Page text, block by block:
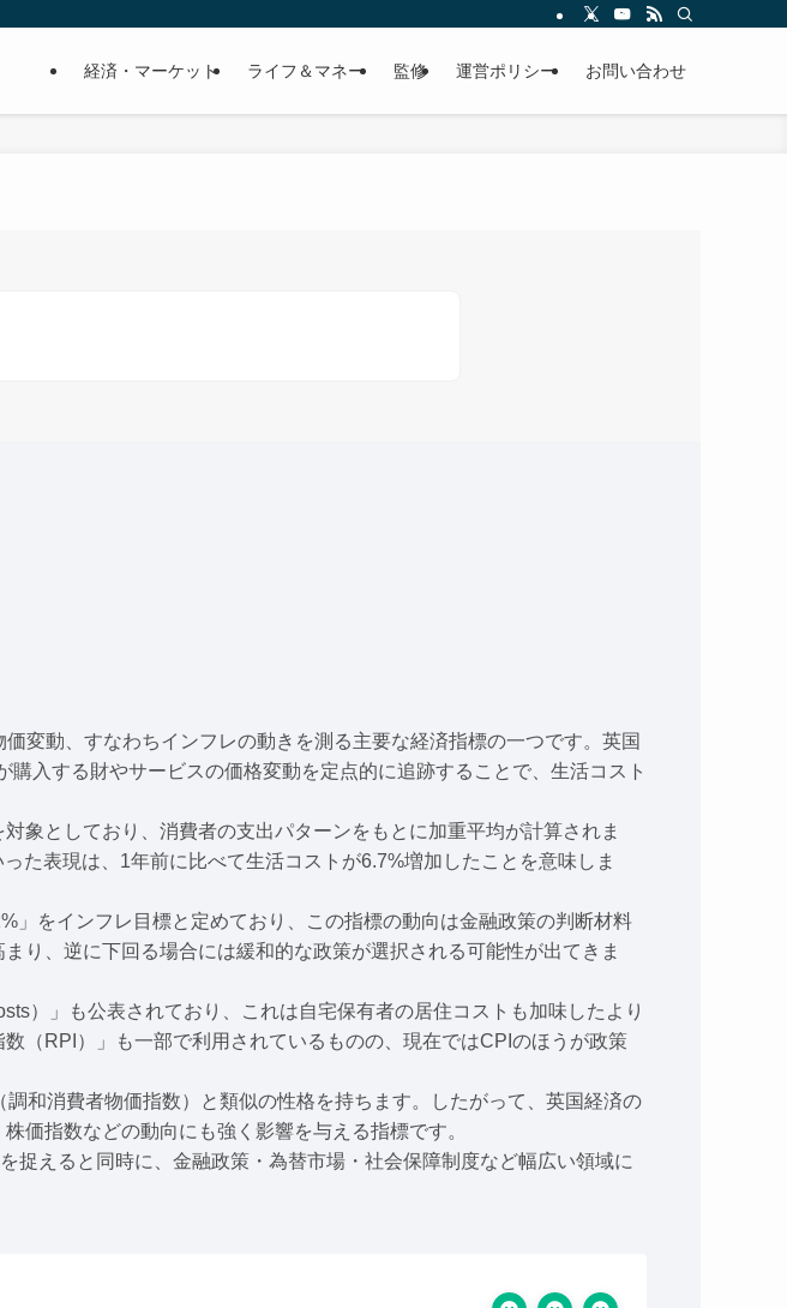
経済・マーケット ライフ＆マネー 監修 運営ポリシー お問い合わせ
変動、すなわちインフレの動きを測る主要な経済指標の一つです。英国
入する財やサービスの価格変動を定点的に追跡することで、生活コスト
象としており、消費者の支出パターンをもとに加重平均が計算されま
た表現は、1年前に比べて生活コストが6.7%増加したことを意味しま
をインフレ目標と定めており、この指標の動向は金融政策の判断材料
り、逆に下回る場合には緩和的な政策が選択される可能性が出てきま
）」も公表されており、これは自宅保有者の居住コストも加味したより
（RPI）」も一部で利用されているものの、現在ではCPIのほうが政策
和消費者物価指数）と類似の性格を持ちます。したがって、英国経済の
価指数などの動向にも強く影響を与える指標です。
捉えると同時に、金融政策・為替市場・社会保障制度など幅広い領域に